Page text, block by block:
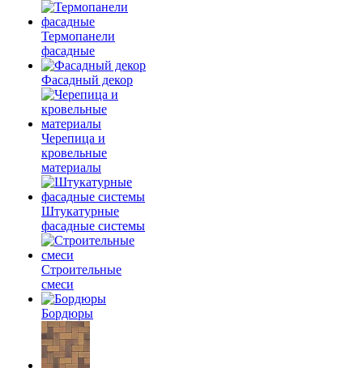
Термопанели
фасадные
Фасадный декор
Черепица и
кровельные
материалы
Штукатурные
фасадные системы
Строительные
смеси
Бордюры